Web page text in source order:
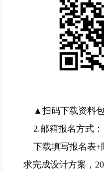
▲扫码下载资料
2.邮箱报名方式：
下载填写报名表+
求完成设计方案，